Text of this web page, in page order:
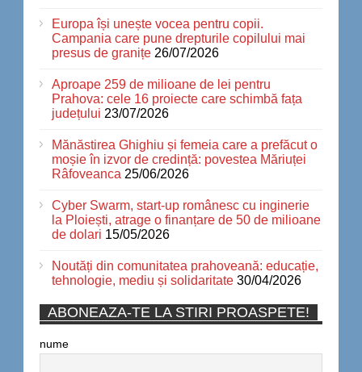
Europa își unește vocea pentru copii.
Campania care pune drepturile copilului mai
presus de granițe 26/07/2026
Aproape 259 de milioane de lei pentru
Prahova: cele 16 proiecte care schimbă fața
județului 23/07/2026
Mănăstirea Ghighiu și femeia care a prefăcut o
moșie în izvor de credință: povestea Măriuței
Râfoveanca 25/06/2026
Cyber Swarm, start-up românesc cu inginerie
la Ploiești, atrage o finanțare de 50 de milioane
de dolari 15/05/2026
Noutăți din comunitatea prahoveană: educație,
tehnologie, mediu și solidaritate 30/04/2026
ABONEAZA-TE LA STIRI PROASPETE!
nume